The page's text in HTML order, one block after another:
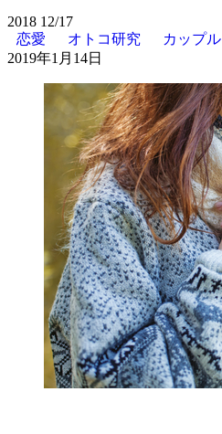
2018 12/17
恋愛
オトコ研究 カップル
2019年1月14日